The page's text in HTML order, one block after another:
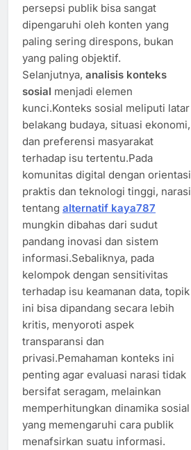
persepsi publik bisa sangat
dipengaruhi oleh konten yang
paling sering direspons, bukan
yang paling objektif.
Selanjutnya, analisis konteks
sosial menjadi elemen
kunci.Konteks sosial meliputi latar
belakang budaya, situasi ekonomi,
dan preferensi masyarakat
terhadap isu tertentu.Pada
komunitas digital dengan orientasi
praktis dan teknologi tinggi, narasi
tentang alternatif kaya787
mungkin dibahas dari sudut
pandang inovasi dan sistem
informasi.Sebaliknya, pada
kelompok dengan sensitivitas
terhadap isu keamanan data, topik
ini bisa dipandang secara lebih
kritis, menyoroti aspek
transparansi dan
privasi.Pemahaman konteks ini
penting agar evaluasi narasi tidak
bersifat seragam, melainkan
memperhitungkan dinamika sosial
yang memengaruhi cara publik
menafsirkan suatu informasi.